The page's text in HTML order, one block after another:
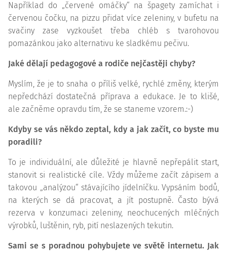
Například do „červené omáčky“ na špagety zamíchat i
červenou čočku, na pizzu přidat více zeleniny, v bufetu na
svačiny zase vyzkoušet třeba chléb s tvarohovou
pomazánkou jako alternativu ke sladkému pečivu.
Jaké dělají pedagogové a rodiče nejčastěji chyby?
Myslím, že je to snaha o příliš velké, rychlé změny, kterým
nepředchází dostatečná příprava a edukace. Je to klišé,
ale začněme opravdu tím, že se staneme vzorem.:-)
Kdyby se vás někdo zeptal, kdy a jak začít, co byste mu
poradili?
To je individuální, ale důležité je hlavně nepřepálit start,
stanovit si realistické cíle. Vždy můžeme začít zápisem a
takovou „analýzou“ stávajícího jídelníčku. Vypsáním bodů,
na kterých se dá pracovat, a jít postupně. Často bývá
rezerva v konzumaci zeleniny, neochucených mléčných
výrobků, luštěnin, ryb, pití neslazených tekutin.
Sami se s poradnou pohybujete ve světě internetu. Jak